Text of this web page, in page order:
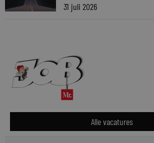
31 juli 2026
Alle vacatures